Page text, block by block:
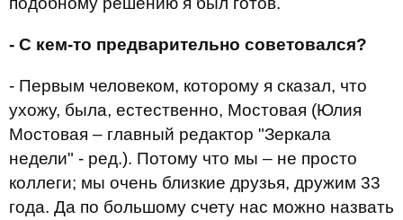
- С кем-то предварительно советовался?
- Первым человеком, которому я сказал, что
ухожу, была, естественно, Мостовая (Юлия
Мостовая – главный редактор "Зеркала
недели" - ред.). Потому что мы – не просто
коллеги; мы очень близкие друзья, дружим 33
года. Да по большому счету нас можно назвать